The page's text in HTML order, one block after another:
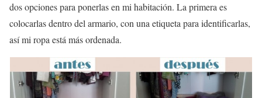
dos opciones para ponerlas en mi habitación. La primera es
colocarlas dentro del armario, con una etiqueta para identificarlas,
así mi ropa está más ordenada.